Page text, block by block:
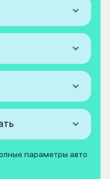
параметры авто